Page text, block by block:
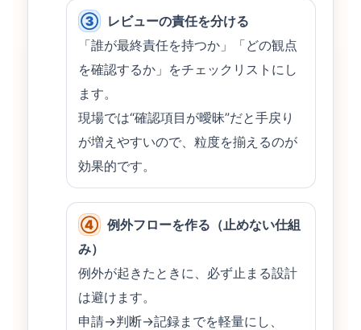
③
レビューの責任を分ける
「誰が最終責任を持つか」「どの観点
を確認するか」をチェックリストにし
ます。
現場では“確認項目が曖昧”だと手戻り
が増えやすいので、粒度を揃えるのが
効果的です。
④ 例外フローを作る（止めない仕組
み）
例外が起きたときに、必ず止まる設計
は避けます。
申請→判断→記録までを軽量にし、